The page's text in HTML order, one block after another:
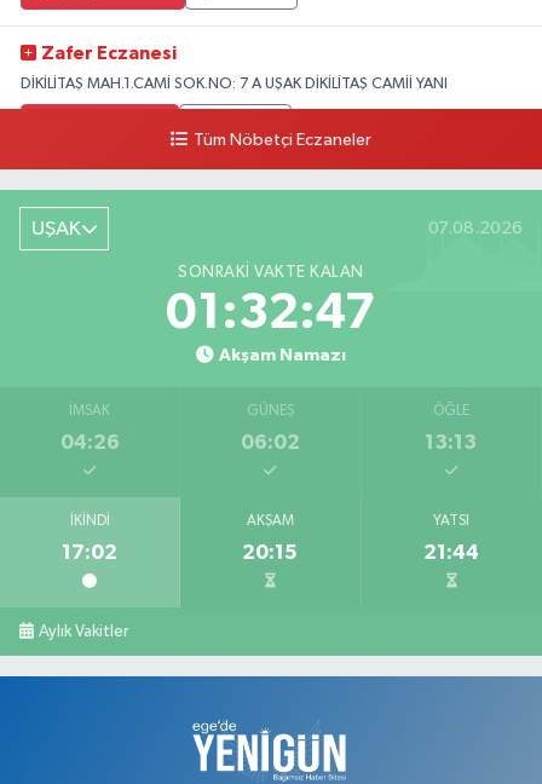
Zafer Eczanesi
DİKİLİTAŞ MAH.1.CAMİ SOK.NO: 7 A UŞAK DİKİLİTAŞ CAMİİ YANI
Tüm Nöbetçi Eczaneler
UŞAK 07.08.2026
SONRAKI VAKTE KALAN
01:32:46
Akşam Namazı
İMSAK
04:26
GÜNEŞ
06:02
ÖĞLE
13:13
İKINDI
17:02
AKŞAM
20:15
YATSI
21:44
Aylık Vakitler